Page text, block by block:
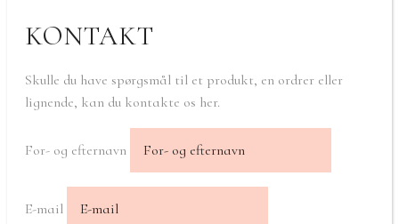
KONTAKT
Skulle du have spørgsmål til et produkt, en ordrer eller
lignende, kan du kontakte os her.
For- og efternavn
E-mail